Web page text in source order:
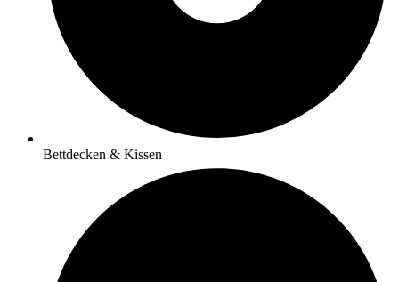
Bettdecken & Kissen